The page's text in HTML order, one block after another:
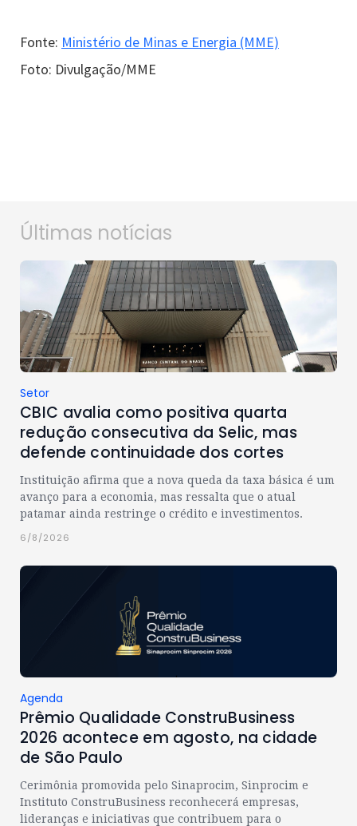
Fonte: Ministério de Minas e Energia (MME)
Foto: Divulgação/MME
Últimas notícias
Setor
CBIC avalia como positiva quarta
redução consecutiva da Selic, mas
defende continuidade dos cortes
Instituição afirma que a nova queda da taxa básica é um
avanço para a economia, mas ressalta que o atual
patamar ainda restringe o crédito e investimentos.
6/8/2026
Agenda
Prêmio Qualidade ConstruBusiness
2026 acontece em agosto, na cidade
de São Paulo
Cerimônia promovida pelo Sinaprocim, Sinprocim e
Instituto ConstruBusiness reconhecerá empresas,
lideranças e iniciativas que contribuem para o